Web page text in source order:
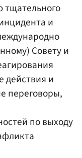
тщательного
и
Совету и
действия и
переговоры,
по выходу